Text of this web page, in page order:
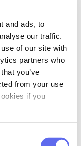
and ads, to
our traffic.
of our site with
partners who
you’ve
from your use
if you
Prozess
großen
gerade
nicht alle
aufgebaut.
dort, wo
zusätzliche
das
an